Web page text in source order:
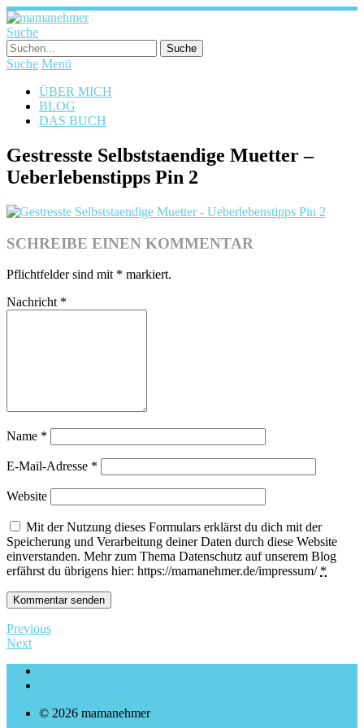
Suche
Suche Menü
ÜBER MICH
BLOG
DAS BUCH
Gestresste Selbststaendige Muetter –
Ueberlebenstipps Pin 2
SCHREIBE EINEN KOMMENTAR
Pflichtfelder sind mit * markiert.
Nachricht *
Name *
E-Mail-Adresse *
Website
Mit der Nutzung dieses Formulars erklärst du dich mit der
Speicherung und Verarbeitung deiner Daten durch diese Website
einverstanden. Mehr zum Thema Datenschutz auf unserem Blog
erfährst du übrigens hier: https://mamanehmer.de/impressum/ *
Previous
Next
© 2026 mamanehmer